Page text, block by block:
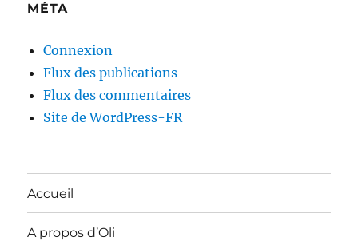
MÉTA
Connexion
Flux des publications
Flux des commentaires
Site de WordPress-FR
Accueil
A propos d’Oli